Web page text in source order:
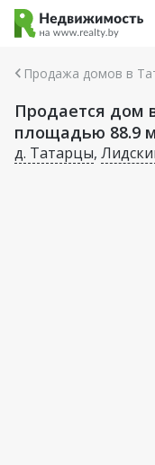
Продажа домов в
Продается дом
площадью 88.9
д. Татарцы,